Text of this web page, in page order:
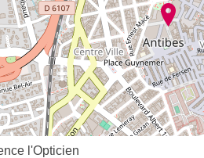
l'Opticien